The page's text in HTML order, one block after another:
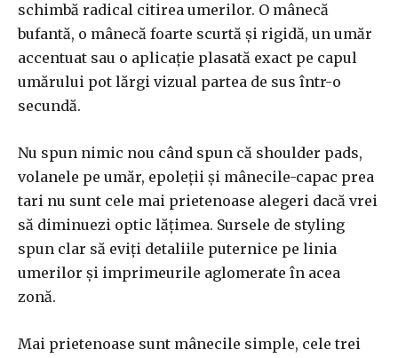
schimbă radical citirea umerilor. O mânecă
bufantă, o mânecă foarte scurtă și rigidă, un umăr
accentuat sau o aplicație plasată exact pe capul
umărului pot lărgi vizual partea de sus într-o
secundă.
Nu spun nimic nou când spun că shoulder pads,
volanele pe umăr, epoleții și mânecile-capac prea
tari nu sunt cele mai prietenoase alegeri dacă vrei
să diminuezi optic lățimea. Sursele de styling
spun clar să eviți detaliile puternice pe linia
umerilor și imprimeurile aglomerate în acea
zonă.
Mai prietenoase sunt mânecile simple, cele trei